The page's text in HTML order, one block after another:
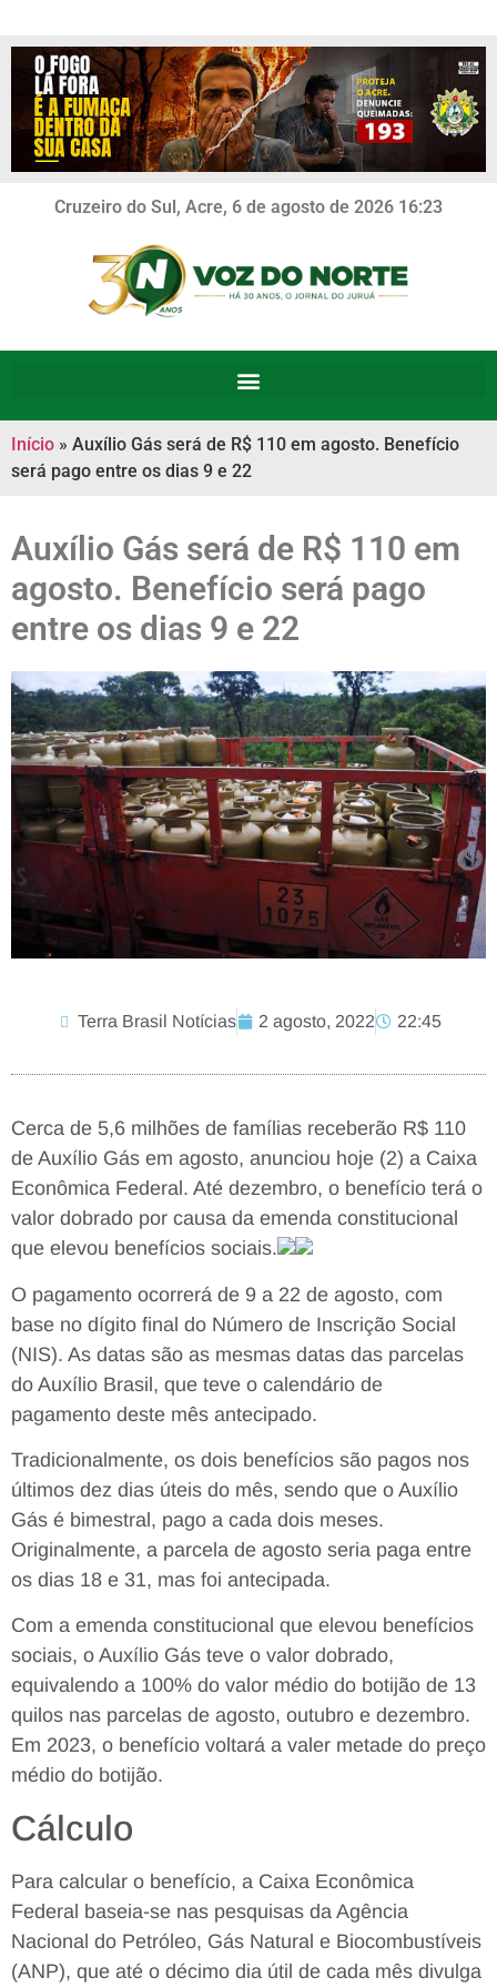
Cruzeiro do Sul, Acre, 6 de agosto de 2026 16:23
Início » Auxílio Gás será de R$ 110 em agosto. Benefício
será pago entre os dias 9 e 22
Auxílio Gás será de R$ 110 em
agosto. Benefício será pago
entre os dias 9 e 22
Terra Brasil Notícias 2 agosto, 2022 22:45
Cerca de 5,6 milhões de famílias receberão R$ 110
de Auxílio Gás em agosto, anunciou hoje (2) a Caixa
Econômica Federal. Até dezembro, o benefício terá o
valor dobrado por causa da emenda constitucional
que elevou benefícios sociais.
O pagamento ocorrerá de 9 a 22 de agosto, com
base no dígito final do Número de Inscrição Social
(NIS). As datas são as mesmas datas das parcelas
do Auxílio Brasil, que teve o calendário de
pagamento deste mês antecipado.
Tradicionalmente, os dois benefícios são pagos nos
últimos dez dias úteis do mês, sendo que o Auxílio
Gás é bimestral, pago a cada dois meses.
Originalmente, a parcela de agosto seria paga entre
os dias 18 e 31, mas foi antecipada.
Com a emenda constitucional que elevou benefícios
sociais, o Auxílio Gás teve o valor dobrado,
equivalendo a 100% do valor médio do botijão de 13
quilos nas parcelas de agosto, outubro e dezembro.
Em 2023, o benefício voltará a valer metade do preço
médio do botijão.
Cálculo
Para calcular o benefício, a Caixa Econômica
Federal baseia-se nas pesquisas da Agência
Nacional do Petróleo, Gás Natural e Biocombustíveis
(ANP), que até o décimo dia útil de cada mês divulga